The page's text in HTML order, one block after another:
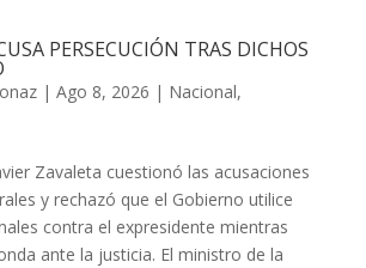
PERSECUCIÓN TRAS DICHOS
| Ago 8, 2026 | Nacional,
Zavaleta cuestionó las acusaciones
y rechazó que el Gobierno utilice
contra el expresidente mientras
ante la justicia. El ministro de la